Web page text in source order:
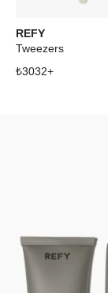
REFY
Tweezers
₺3032+